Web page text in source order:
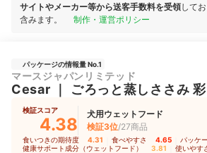
サイトやメーカー等から送客手数料を受領して
含みます。
制作・運営ポリシー
パッケージの情報量 No.1
マースジャパンリミテッド
Cesar ごろっと蒸しささみ
検証スコア
4.38
犬用ウェットフード
検証3位/27商品
食いつきの期待度 4.31 食べやすさ 4.65 パッケ
健康サポート成分（ウェットフード） 3.81 使いやす